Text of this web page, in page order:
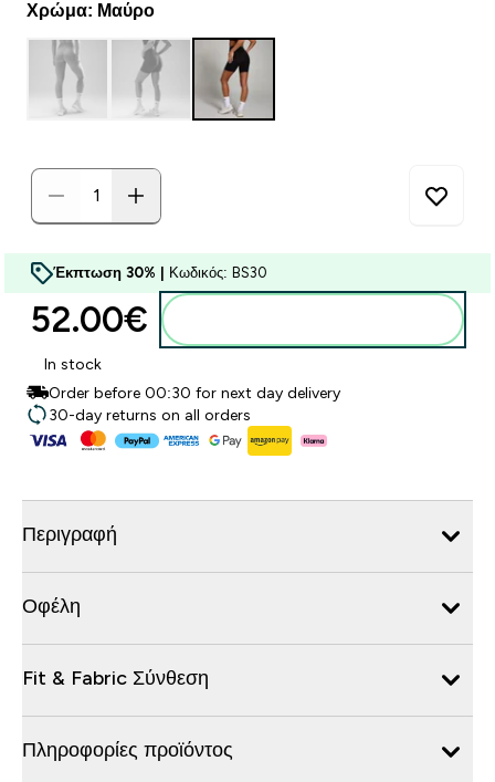
Χρώμα: Μαύρο
Έκπτωση 30% | Κωδικός: BS30
52.00€‎
In stock
Order before 00:30 for next day delivery
30-day returns on all orders
Περιγραφή
Οφέλη
Fit & Fabric Σύνθεση
Πληροφορίες προϊόντος